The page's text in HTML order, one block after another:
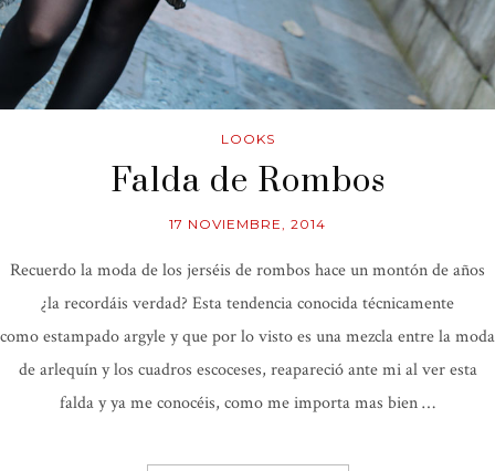
LOOKS
Falda de Rombos
17 NOVIEMBRE, 2014
Recuerdo la moda de los jerséis de rombos hace un montón de años
¿la recordáis verdad? Esta tendencia conocida técnicamente
como estampado argyle y que por lo visto es una mezcla entre la moda
de arlequín y los cuadros escoceses, reapareció ante mi al ver esta
falda y ya me conocéis, como me importa mas bien …